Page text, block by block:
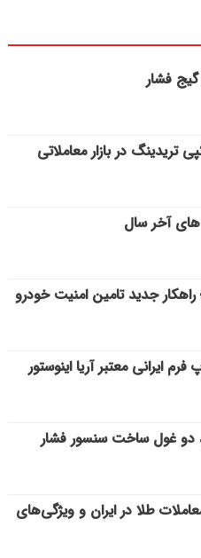
فشار
تریدینگ در بازار معاملاتی
آخر سال
جدید تامین امنیت خودرو
ایرانی معتبر آریا اینوستور
دو غول ساخت سنسور فشار
طلا در ایران و ویژگی‌های